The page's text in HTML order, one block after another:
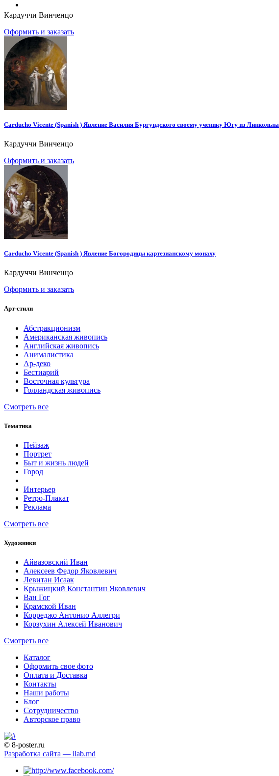
Кардуччи Винченцо
Оформить и заказать
Carducho Vicente (Spanish ) Явление Василия Бургундского своему ученику Югу из Линкольна
Кардуччи Винченцо
Оформить и заказать
Carducho Vicente (Spanish ) Явление Богородицы картезианскому монаху
Кардуччи Винченцо
Оформить и заказать
Арт-стили
Абстракционизм
Американская живопись
Английская живопись
Анималистика
Ар-деко
Бестиарий
Восточная культура
Голландская живопись
Смотреть все
Тематика
Пейзаж
Портрет
Быт и жизнь людей
Город
Интерьер
Ретро-Плакат
Реклама
Смотреть все
Художники
Айвазовский Иван
Алексеев Федор Яковлевич
Левитан Исаак
Крыжицкий Константин Яковлевич
Ван Гог
Крамской Иван
Корреджо Антонио Аллегри
Корзухин Алексей Иванович
Смотреть все
Каталог
Оформить свое фото
Оплата и Доставка
Контакты
Наши работы
Блог
Сотрудничество
Авторское право
© 8-poster.ru
Разработка сайта — ilab.md